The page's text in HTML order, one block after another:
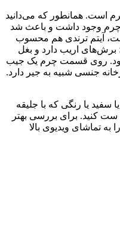
است. همانطور که می‌دانید
چرم وجود داشت و باعث شد
آیتم ترندی هم محسوب
برش‌های اریب دارد و بغل
روی قسمت چرم یک جیب
جنسی شبیه به جیر دارد.
سفید یا رنگی که با جلیقه
کنید. برای بررسی بهتر
تماشای ویدیوی بالا